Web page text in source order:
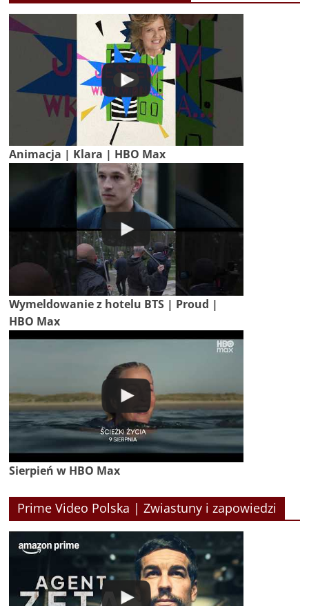
Animacja | Klara | HBO Max
Wymeldowanie z hotelu BTS | Proud |
HBO Max
Sierpień w HBO Max
Prime Video Polska | Zwiastuny i zapowiedzi